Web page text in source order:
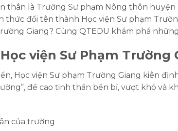
thân là Trường Sư phạm Nông thôn
thức đổi tên thành Học viện Sư phạm
Giang? Cùng QTEDU khám phá
viện Sư Phạm Trường
Học viện Sư phạm Trường Giang kiên
đề cao tinh thần bền bỉ, vượt khó và
của trường